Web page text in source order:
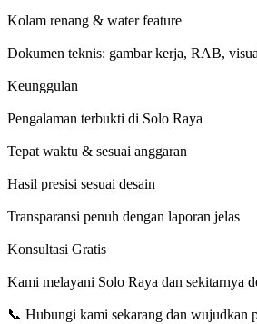
Kolam renang & water feature
Dokumen teknis: gambar kerja, RAB,
Keunggulan
Pengalaman terbukti di Solo Raya
Tepat waktu & sesuai anggaran
Hasil presisi sesuai desain
Transparansi penuh dengan laporan jelas
Konsultasi Gratis
Kami melayani Solo Raya dan sekitarnya
📞 Hubungi kami sekarang dan wujudkan